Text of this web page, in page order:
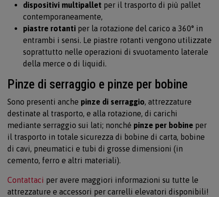
dispositivi multipallet per il trasporto di più pallet
contemporaneamente,
piastre rotanti per la rotazione del carico a 360° in
entrambi i sensi. Le piastre rotanti vengono utilizzate
soprattutto nelle operazioni di svuotamento laterale
della merce o di liquidi.
Pinze di serraggio e pinze per bobine
Sono presenti anche pinze di serraggio, attrezzature
destinate al trasporto, e alla rotazione, di carichi
mediante serraggio sui lati; nonché pinze per bobine per
il trasporto in totale sicurezza di bobine di carta, bobine
di cavi, pneumatici e tubi di grosse dimensioni (in
cemento, ferro e altri materiali).
Contattaci per avere maggiori informazioni su tutte le
attrezzature e accessori per carrelli elevatori disponibili!